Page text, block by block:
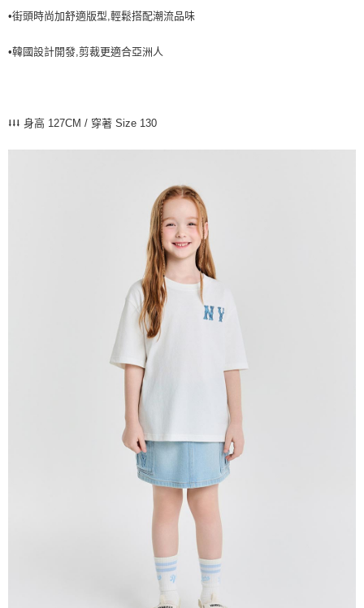
每筆NT$80，滿NT$699(含以上)免運費
•街頭時尚加舒適版型,輕鬆搭配潮流品味
•韓國設計開發,剪裁更適合亞洲人
⭣⭣⭣ 身高 127CM / 穿著 Size 130